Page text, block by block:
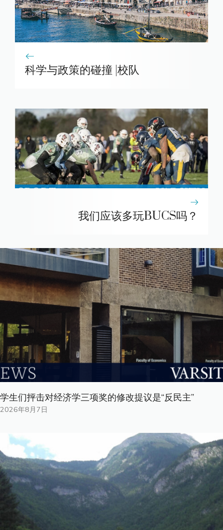
科学与政策的碰撞 |校队
我们应该多玩BUCS吗？
学生们抨击对经济学三项奖的修改提议是“反民主”
2026年8月7日